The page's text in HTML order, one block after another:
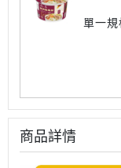
單一規
商品詳情